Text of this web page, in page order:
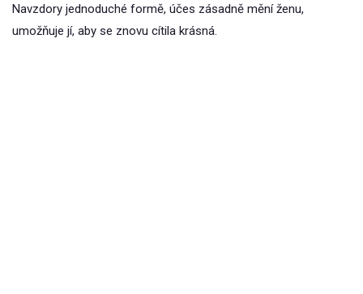
Navzdory jednoduché formě, účes zásadně mění ženu,
umožňuje jí, aby se znovu cítila krásná.